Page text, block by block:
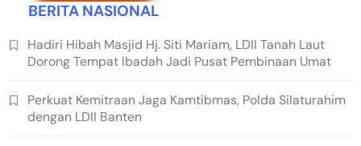
BERITA NASIONAL
Hadiri Hibah Masjid Hj. Siti Mariam, LDII Tanah Laut
Dorong Tempat Ibadah Jadi Pusat Pembinaan Umat
Perkuat Kemitraan Jaga Kamtibmas, Polda Silaturahim
dengan LDII Banten